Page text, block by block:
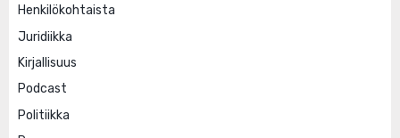
Henkilökohtaista
Juridiikka
Kirjallisuus
Podcast
Politiikka